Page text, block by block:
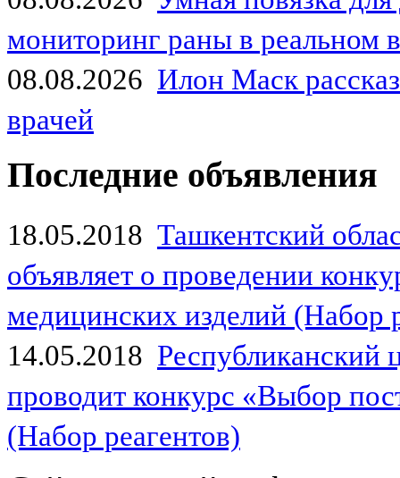
мониторинг раны в реальном
08.08.2026 Илон Маск
врачей
Последние объявления
18.05.2018 Ташкентский
объявляет о проведении
медицинских изделий (Набор
14.05.2018
проводит конкурс «Выбор
(Набор реагентов)